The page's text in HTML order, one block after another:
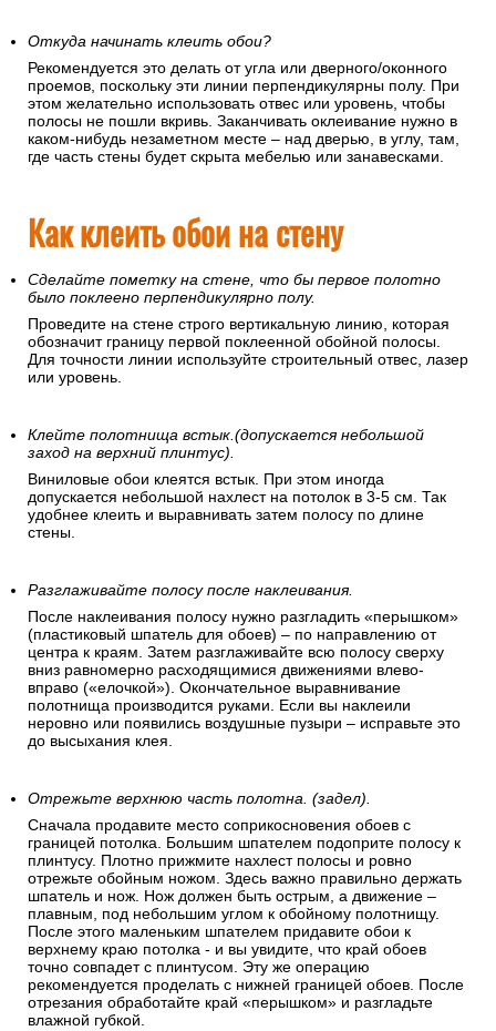
Откуда начинать клеить обои?
Рекомендуется это делать от угла или дверного/оконного
проемов, поскольку эти линии перпендикулярны полу. При
этом желательно использовать отвес или уровень, чтобы
полосы не пошли вкривь. Заканчивать оклеивание нужно в
каком-нибудь незаметном месте – над дверью, в углу, там,
где часть стены будет скрыта мебелью или занавесками.
Как клеить обои на стену
Сделайте пометку на стене, что бы первое полотно
было поклеено перпендикулярно полу.
Проведите на стене строго вертикальную линию, которая
обозначит границу первой поклеенной обойной полосы.
Для точности линии используйте строительный отвес, лазер
или уровень.
Клейте полотнища встык.(допускается небольшой
заход на верхний плинтус).
Виниловые обои клеятся встык. При этом иногда
допускается небольшой нахлест на потолок в 3-5 см. Так
удобнее клеить и выравнивать затем полосу по длине
стены.
Разглаживайте полосу после наклеивания.
После наклеивания полосу нужно разгладить «перышком»
(пластиковый шпатель для обоев) – по направлению от
центра к краям. Затем разглаживайте всю полосу сверху
вниз равномерно расходящимися движениями влево-
вправо («елочкой»). Окончательное выравнивание
полотнища производится руками. Если вы наклеили
неровно или появились воздушные пузыри – исправьте это
до высыхания клея.
Отрежьте верхнюю часть полотна. (задел).
Сначала продавите место соприкосновения обоев с
границей потолка. Большим шпателем подоприте полосу к
плинтусу. Плотно прижмите нахлест полосы и ровно
отрежьте обойным ножом. Здесь важно правильно держать
шпатель и нож. Нож должен быть острым, а движение –
плавным, под небольшим углом к обойному полотнищу.
После этого маленьким шпателем придавите обои к
верхнему краю потолка - и вы увидите, что край обоев
точно совпадет с плинтусом. Эту же операцию
рекомендуется проделать с нижней границей обоев. После
отрезания обработайте край «перышком» и разгладьте
влажной губкой.